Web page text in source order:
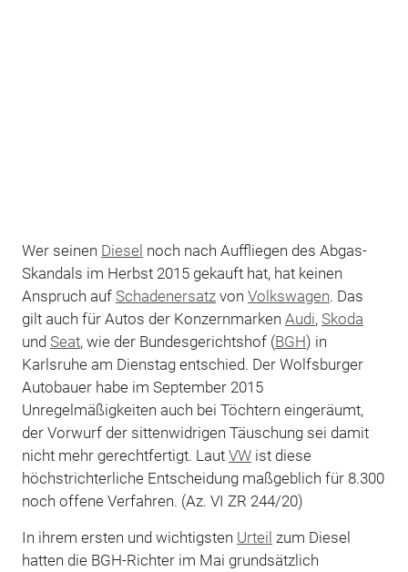
Wer seinen Diesel noch nach Auffliegen des Abgas-
Skandals im Herbst 2015 gekauft hat, hat keinen
Anspruch auf Schadenersatzvon Volkswagen. Das
gilt auch für Autos der Konzernmarken Audi, Skoda
und Seat, wie der Bundesgerichtshof (BGH) in
Karlsruhe am Dienstag entschied. Der Wolfsburger
Autobauer habe im September 2015
Unregelmäßigkeiten auch bei Töchtern eingeräumt,
der Vorwurf der sittenwidrigen Täuschung sei damit
nicht mehr gerechtfertigt. Laut VWist diese
höchstrichterliche Entscheidung maßgeblich für 8.300
noch offene Verfahren. (Az. VI ZR 244/20)
In ihrem ersten und wichtigsten Urteil zum Diesel
hatten die BGH-Richter im Mai grundsätzlich